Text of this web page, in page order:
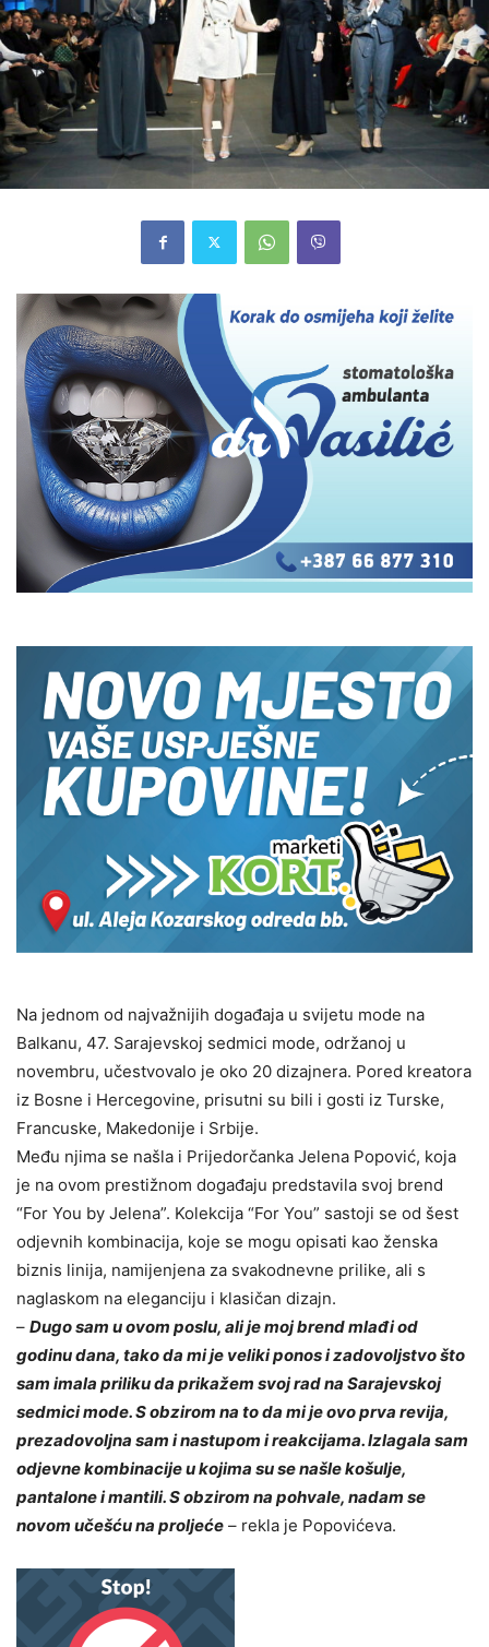
Na jednom od najvažnijih događaja u svijetu mode na
Balkanu, 47. Sarajevskoj sedmici mode, održanoj u
novembru, učestvovalo je oko 20 dizajnera. Pored kreatora
iz Bosne i Hercegovine, prisutni su bili i gosti iz Turske,
Francuske, Makedonije i Srbije.
Među njima se našla i Prijedorčanka Jelena Popović, koja
je na ovom prestižnom događaju predstavila svoj brend
“For You by Jelena”. Kolekcija “For You” sastoji se od šest
odjevnih kombinacija, koje se mogu opisati kao ženska
biznis linija, namijenjena za svakodnevne prilike, ali s
naglaskom na eleganciju i klasičan dizajn.
– Dugo sam u ovom poslu, ali je moj brend mlađi od
godinu dana, tako da mi je veliki ponos i zadovoljstvo što
sam imala priliku da prikažem svoj rad na Sarajevskoj
sedmici mode. S obzirom na to da mi je ovo prva revija,
prezadovoljna sam i nastupom i reakcijama. Izlagala sam
odjevne kombinacije u kojima su se našle košulje,
pantalone i mantili. S obzirom na pohvale, nadam se
novom učešću na proljeće – rekla je Popovićeva.